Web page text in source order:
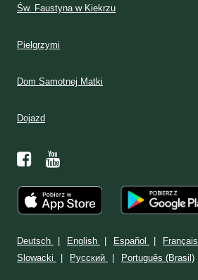
Św. Faustyna w Kiekrzu
Pielgrzymi
Dom Samotnej Matki
Dojazd
Deutsch English Español Français
Slowacki
Ρусский Português (Brasil)